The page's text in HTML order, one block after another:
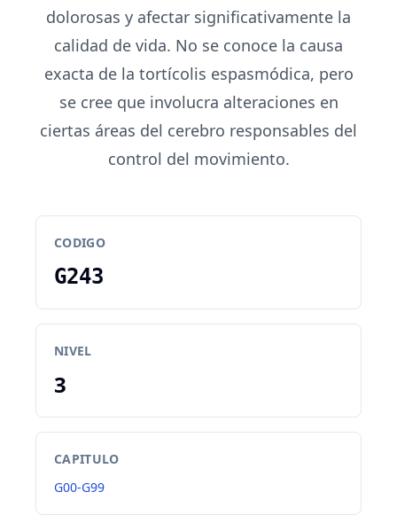
dolorosas y afectar significativamente la
calidad de vida. No se conoce la causa
exacta de la tortícolis espasmódica, pero
se cree que involucra alteraciones en
ciertas áreas del cerebro responsables del
control del movimiento.
CODIGO
G243
NIVEL
3
CAPITULO
G00-G99